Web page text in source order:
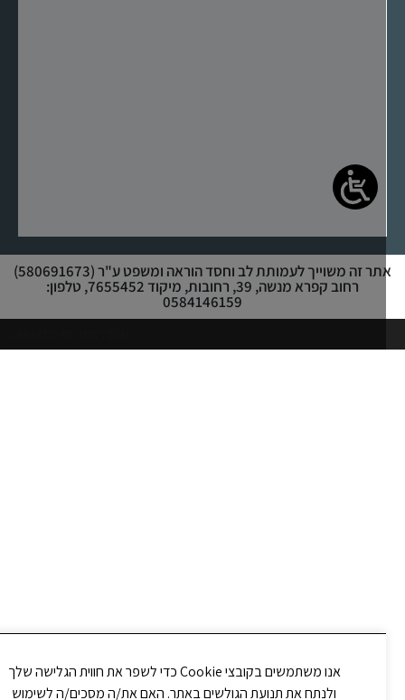
אתר זה משוייך לעמותת לב וחסד הוראה ומשפט ע"ר (580691673)
רחוב קפרא מנשה, 39, רחובות, מיקוד 7655452, טלפון:
0584146159
אנו משתמשים בקובצי Cookie כדי לשפר את חווית הגלישה שלך
ולנתח את תנועת הגולשים באתר. האם את/ה מסכים/ה לשימוש